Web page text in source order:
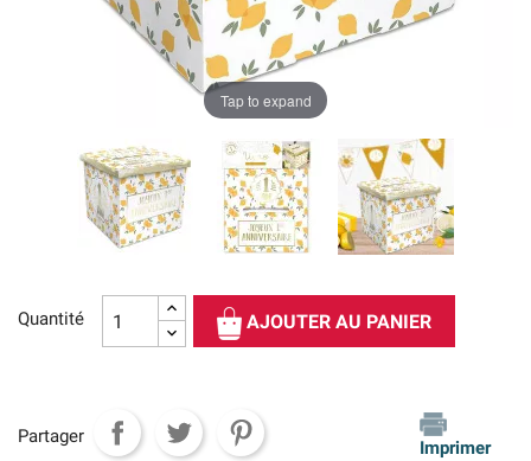
Tap to expand
Quantité AJOUTER AU PANIER
Partager
Imprimer